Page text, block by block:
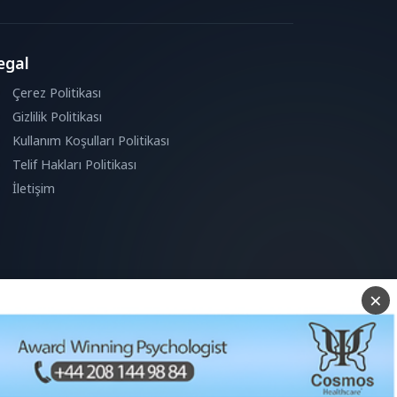
Çerez Politikası
Gizlilik Politikası
Kullanım Koşulları Politikası
Telif Hakları Politikası
İletişim
×
Reddet